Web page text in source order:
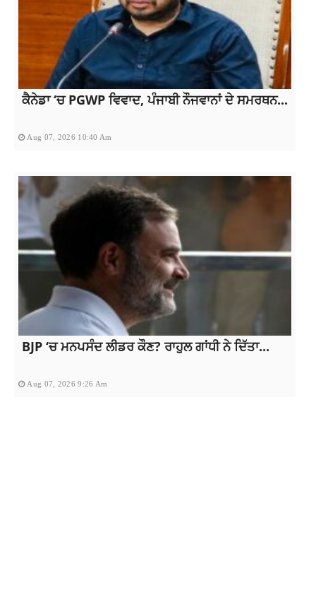
ਕੈਨੇਡਾ ‘ਚ PGWP ਵਿਵਾਦ, ਪੰਜਾਬੀ ਨੌਜਵਾਨਾਂ ਦੇ ਸਮਰਥਨ...
Aug 07, 2026 10:40 Am
BJP ‘ਚ ਮਨਪਸੰਦ ਲੀਡਰ ਕੌਣ? ਰਾਹੁਲ ਗਾਂਧੀ ਨੇ ਦਿੱਤਾ...
Aug 07, 2026 9:26 Am